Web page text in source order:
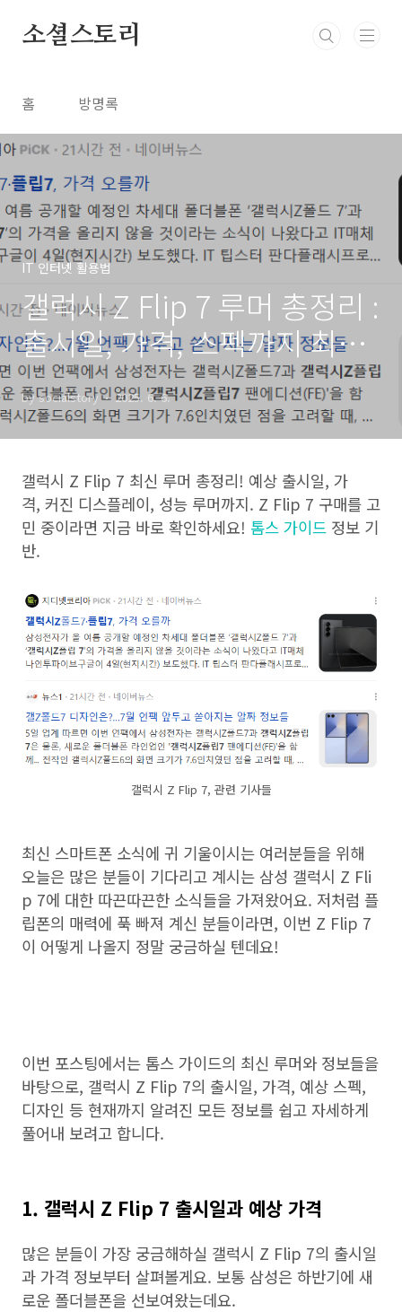
소셜스토리
홈 방명록
IT 인터넷 활용법
갤럭시 Z Flip 7 루머 총정리 :
출시일, 가격, 스펙까지 최신
정보!
by socialstory 2025. 6. 6.
갤럭시 Z Flip 7 최신 루머 총정리! 예상 출시일, 가
격, 커진 디스플레이, 성능 루머까지. Z Flip 7 구매를 고
민 중이라면 지금 바로 확인하세요! 톰스 가이드 정보 기
반.
갤럭시 Z Flip 7, 관련 기사들
최신 스마트폰 소식에 귀 기울이시는 여러분들을 위해
오늘은 많은 분들이 기다리고 계시는 삼성 갤럭시 Z Fli
p 7에 대한 따끈따끈한 소식들을 가져왔어요. 저처럼 플
립폰의 매력에 푹 빠져 계신 분들이라면, 이번 Z Flip 7
이 어떻게 나올지 정말 궁금하실 텐데요!
이번 포스팅에서는 톰스 가이드의 최신 루머와 정보들을
바탕으로, 갤럭시 Z Flip 7의 출시일, 가격, 예상 스펙,
디자인 등 현재까지 알려진 모든 정보를 쉽고 자세하게
풀어내 보려고 합니다.
1. 갤럭시 Z Flip 7 출시일과 예상 가격
많은 분들이 가장 궁금해하실 갤럭시 Z Flip 7의 출시일
과 가격 정보부터 살펴볼게요. 보통 삼성은 하반기에 새
로운 폴더블폰을 선보여왔는데요.